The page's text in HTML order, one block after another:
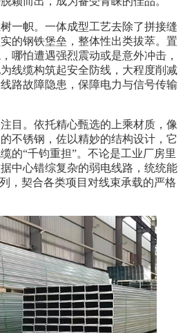
一帜。一体成型工艺去除了拼接缝
的钢铁堡垒，整体性出类拔萃。置
哪怕遭遇强烈震动或是意外冲击，
线缆构筑起安全防线，大程度削减
路故障隐患，保障电力与信号传输
目。依托精心甄选的上乘材质，像
不锈钢，佐以精妙的结构设计，它
的“千钧重担”。不论是工业厂房里
中心错综复杂的弱电线路，统统能
，契合各类项目对线束承载的严格